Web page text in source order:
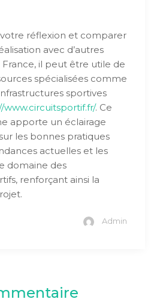
réflexion et comparer
avec d’autres
il peut être utile de
spécialisées comme
sportives
www.circuitsportif.fr/. Ce
apporte un éclairage
les bonnes pratiques
actuelles et les
domaine des
renforçant ainsi la
Admin